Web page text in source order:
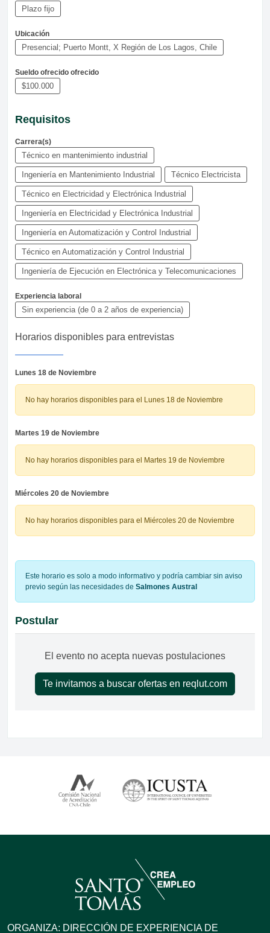
Plazo fijo
Ubicación
Presencial; Puerto Montt, X Región de Los Lagos, Chile
Sueldo ofrecido ofrecido
$100.000
Requisitos
Carrera(s)
Técnico en mantenimiento industrial
Ingeniería en Mantenimiento Industrial Técnico Electricista
Técnico en Electricidad y Electrónica Industrial
Ingeniería en Electricidad y Electrónica Industrial
Ingeniería en Automatización y Control Industrial
Técnico en Automatización y Control Industrial
Ingeniería de Ejecución en Electrónica y Telecomunicaciones
Experiencia laboral
Sin experiencia (de 0 a 2 años de experiencia)
Horarios disponibles para entrevistas
Lunes 18 de Noviembre
No hay horarios disponibles para el Lunes 18 de Noviembre
Martes 19 de Noviembre
No hay horarios disponibles para el Martes 19 de Noviembre
Miércoles 20 de Noviembre
No hay horarios disponibles para el Miércoles 20 de Noviembre
Este horario es solo a modo informativo y podría cambiar sin aviso
previo según las necesidades de Salmones Austral
Postular
El evento no acepta nuevas postulaciones
Te invitamos a buscar ofertas en reqlut.com
ORGANIZA: DIRECCIÓN DE EXPERIENCIA DE